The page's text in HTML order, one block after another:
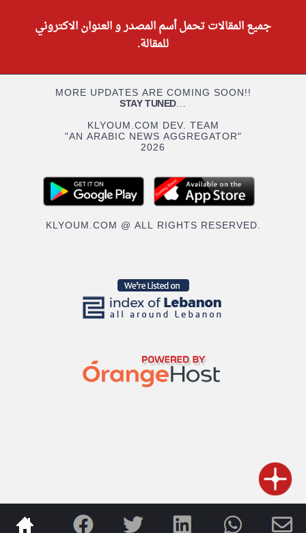
جميع المقالات تحمل أسم المصدر و العنوان الاكتروني
للمقالة.
MORE UPDATES ARE COMING SOON!!
STAY TUNED...
KLYOUM.COM DEV. TEAM
"AN ARABIC NEWS AGGREGATOR"
2026
KLYOUM.COM @ ALL RIGHTS RESERVED.